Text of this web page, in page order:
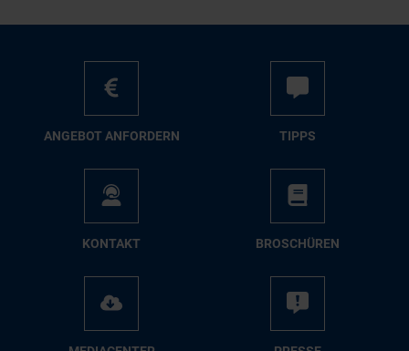
AN­GE­BOT AN­FOR­DERN TIPPS
KON­TAKT BRO­SCHÜ­REN